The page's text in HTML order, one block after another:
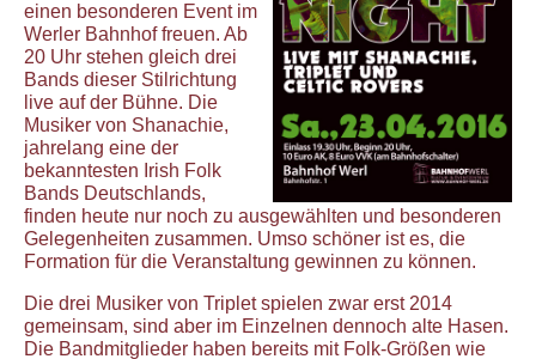
einen besonderen Event im
Werler Bahnhof freuen. Ab
20 Uhr stehen gleich drei
Bands dieser Stilrichtung
live auf der Bühne. Die
Musiker von Shanachie,
jahrelang eine der
bekanntesten Irish Folk
Bands Deutschlands,
finden heute nur noch zu ausgewählten und besonderen
Gelegenheiten zusammen. Umso schöner ist es, die
Formation für die Veranstaltung gewinnen zu können.
Die drei Musiker von Triplet spielen zwar erst 2014
gemeinsam, sind aber im Einzelnen dennoch alte Hasen.
Die Bandmitglieder haben bereits mit Folk-Größen wie